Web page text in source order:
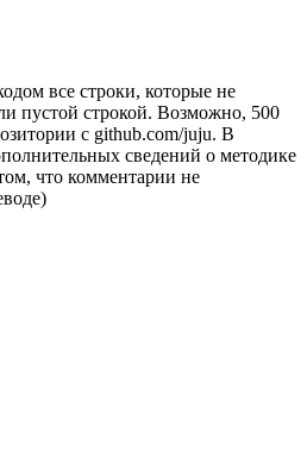
все строки, которые не
пустой строкой. Возможно, 500
с github.com/juju. В
сведений о методике
что комментарии не